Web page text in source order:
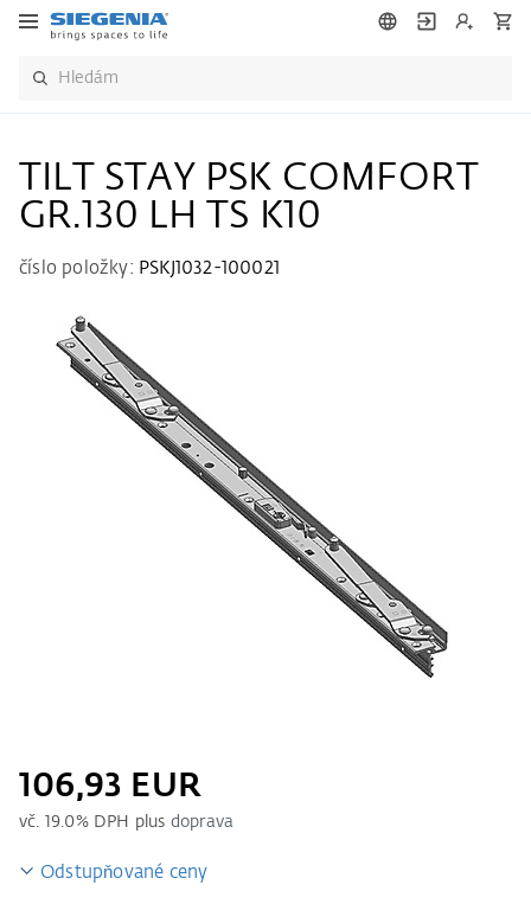
TILT STAY PSK COMFORT
GR.130 LH TS K10
číslo položky: PSKJ1032-100021
106,93 EUR
vč. 19.0% DPH plus doprava
Odstupňované ceny